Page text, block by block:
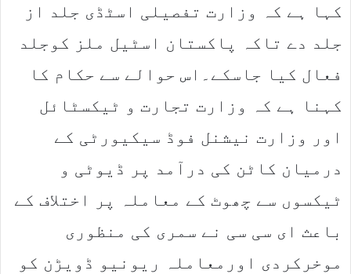
کہا ہے کہ وزارت تفصیلی اسٹڈی جلد از
جلد دے تاکہ پاکستان اسٹیل ملز کوجلد
فعال کیا جاسکے۔اس حوالے سے حکام کا
کہنا ہے کہ وزارت تجارت و ٹیکسٹائل
اور وزارت نیشنل فوڈ سیکیورٹی کے
درمیان کاٹن کی درآمد پر ڈیوٹی و
ٹیکسوں سے چھوٹ کے معاملہ پر اختلاف کے
باعث ای سی سی نے سمری کی منظوری
موخرکردی اورمعاملہ ریونیو ڈویڑن کو